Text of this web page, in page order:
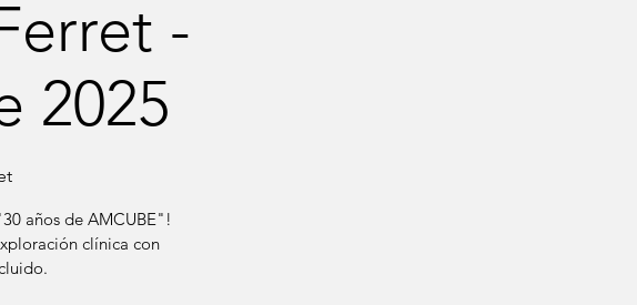
-
2025
años de AMCUBE"!
clínica con